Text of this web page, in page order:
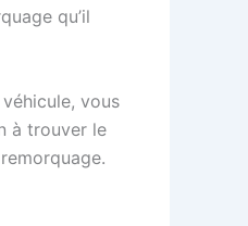
qu’il
vous
à trouver le